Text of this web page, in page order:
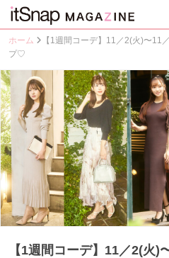
ホーム
【1週間コーデ】11／2(火)〜11
プ♡
【1週間コーデ】11／2(火)